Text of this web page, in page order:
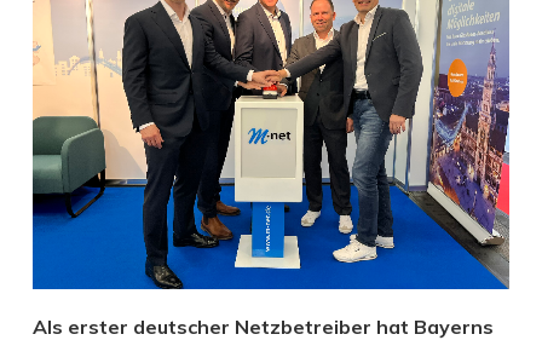
Als erster deutscher Netzbetreiber hat Bayerns